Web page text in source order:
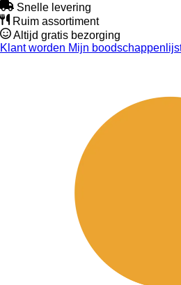
Snelle levering
Ruim assortiment
Altijd gratis bezorging
Klant worden Mijn